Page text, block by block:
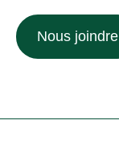
Nous joindre